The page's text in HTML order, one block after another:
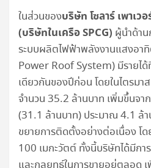
ในส่วนของบริษัท โซลาร์ เพาเว
(บริษัทในเครือ SPCG) ผู้นำด้า
ระบบผลิตไฟฟ้าพลังงานแสงอา
Power Roof System) มีรายไ
เดียวกันของปีก่อน โดยในไตรม
จำนวน 35.2 ล้านบาท เพิ่มขึ้นจา
(31.1 ล้านบาท) ประมาณ 4.1 ล้
ขยายการติดตั้งอย่างต่อเนื่อง โ
100 เมกะวัตต์ ทั้งนี้บริษัทได้มีก